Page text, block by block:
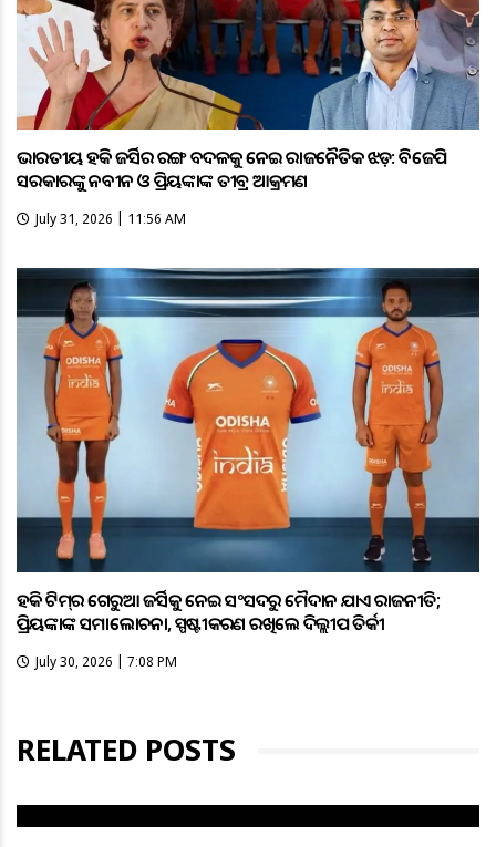
ଭାରତୀୟ ହକି ଜର୍ସିର ରଙ୍ଗ ବଦଳକୁ ନେଇ ରାଜନୈତିକ ଝଡ଼: ବିଜେପି
ସରକାରଙ୍କୁ ନବୀନ ଓ ପ୍ରିୟଙ୍କାଙ୍କ ତୀବ୍ର ଆକ୍ରମଣ
July 31, 2026 | 11:56 AM
ହକି ଟିମ୍‌ର ଗେରୁଆ ଜର୍ସିକୁ ନେଇ ସଂସଦରୁ ମୈଦାନ ଯାଏଁ ରାଜନୀତି;
ପ୍ରିୟଙ୍କାଙ୍କ ସମାଲୋଚନା, ସ୍ପଷ୍ଟୀକରଣ ରଖିଲେ ଦିଲ୍ଲୀପ ତିର୍କୀ
July 30, 2026 | 7:08 PM
RELATED POSTS